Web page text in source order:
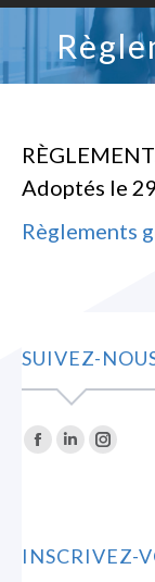
Adoptés le
Règlements
SUIVEZ-
Trouvez nous sur :
La
dans
La
dans
La
dans
INSCRIVEZ-